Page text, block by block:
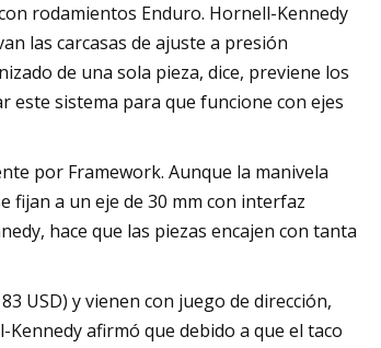
rodamientos Enduro. Hornell-Kennedy
las carcasas de ajuste a presión
de una sola pieza, dice, previene los
este sistema para que funcione con ejes
por Framework. Aunque la manivela
fijan a un eje de 30 mm con interfaz
hace que las piezas encajen con tanta
USD) y vienen con juego de dirección,
afirmó que debido a que el taco